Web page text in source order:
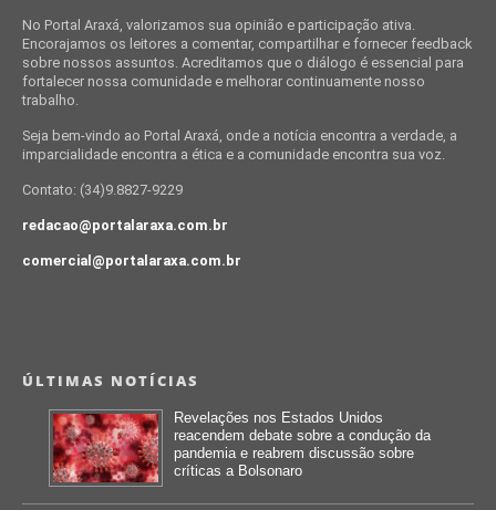
No Portal Araxá, valorizamos sua opinião e participação ativa.
Encorajamos os leitores a comentar, compartilhar e fornecer feedback
sobre nossos assuntos. Acreditamos que o diálogo é essencial para
fortalecer nossa comunidade e melhorar continuamente nosso
trabalho.
Seja bem-vindo ao Portal Araxá, onde a notícia encontra a verdade, a
imparcialidade encontra a ética e a comunidade encontra sua voz.
Contato: (34)9.8827-9229
redacao@portalaraxa.com.br
comercial@portalaraxa.com.br
ÚLTIMAS NOTÍCIAS
Revelações nos Estados Unidos
reacendem debate sobre a condução da
pandemia e reabrem discussão sobre
críticas a Bolsonaro